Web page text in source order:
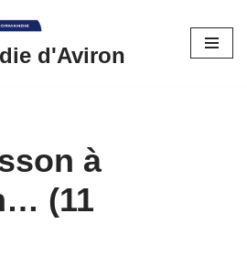
d'Aviron
à
(11